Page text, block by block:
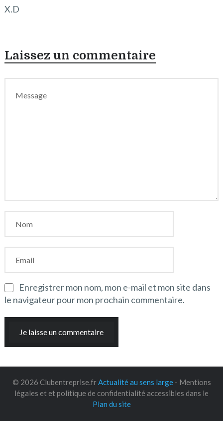
X.D
Laissez un commentaire
Enregistrer mon nom, mon e-mail et mon site dans
le navigateur pour mon prochain commentaire.
© 2026 Clubentreprise.frActualité au sens large- Mentions
légales et et politique de confidentialité accessibles dans le
Plan du site